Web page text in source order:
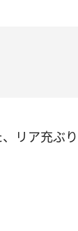
リア充ぶ